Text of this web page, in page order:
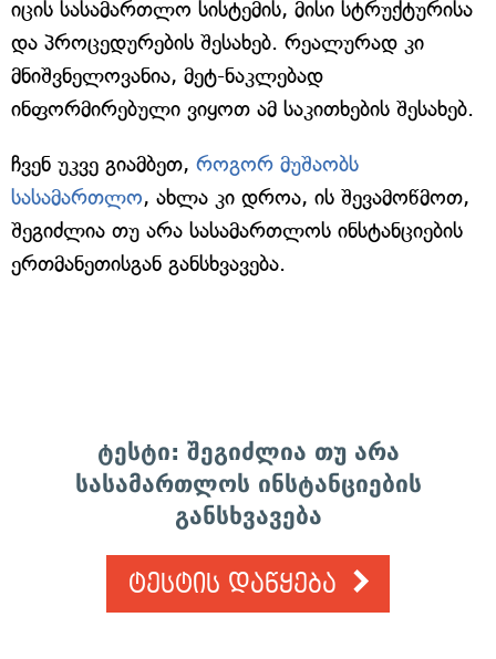
იცის სასამართლო სისტემის, მისი სტრუქტურისა
და პროცედურების შესახებ. რეალურად კი
მნიშვნელოვანია, მეტ-ნაკლებად
ინფორმირებული ვიყოთ ამ საკითხების შესახებ.
ჩვენ უკვე გიამბეთ, როგორ მუშაობს
სასამართლო, ახლა კი დროა, ის შევამოწმოთ,
შეგიძლია თუ არა სასამართლოს ინსტანციების
ერთმანეთისგან განსხვავება.
ტესტი: შეგიძლია თუ არა
სასამართლოს ინსტანციების
განსხვავება
ტესტის დაწყება